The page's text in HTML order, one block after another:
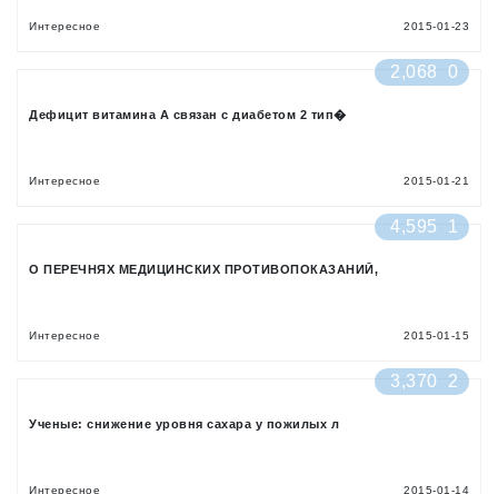
Интересное 2015-01-23
2,068 0
Дефицит витамина А связан с диабетом 2 тип�
Интересное 2015-01-21
4,595 1
О ПЕРЕЧНЯХ МЕДИЦИНСКИХ ПРОТИВОПОКАЗАНИЙ,
Интересное 2015-01-15
3,370 2
Ученые: снижение уровня сахара у пожилых л
Интересное 2015-01-14